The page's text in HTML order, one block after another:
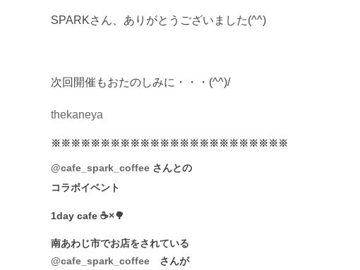
SPARKさん、ありがとうございました(^^)
次回開催もおたのしみに・・・(^^)/
thekaneya
※※※※※※※※※※※※※※※※※※※※※※※※
@cafe_spark_coffee さんとの
コラボイベント
1day cafe ☕×🌳
南あわじ市でお店をされている
@cafe_spark_coffee さんが